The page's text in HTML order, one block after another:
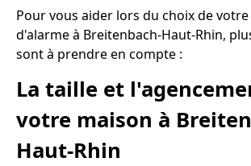
Pour vous aider lors du choix de
d'alarme à Breitenbach-Haut-Rhin,
sont à prendre en compte :
La taille et
votre maison à
Haut-Rhin